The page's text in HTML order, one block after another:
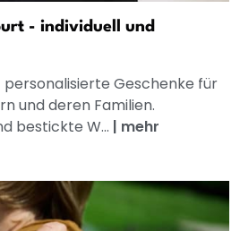
- individuell und
personalisierte Geschenke für
und deren Familien.
bestickte W... | mehr